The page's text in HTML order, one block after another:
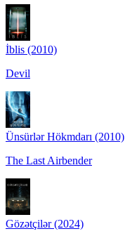
İblis (2010)
Devil
Ünsürlər Hökmdarı (2010)
The Last Airbender
Gözətçilər (2024)